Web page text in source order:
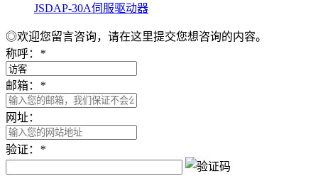
JSDAP-30A伺服驱动器
◎欢迎您留言咨询，请在这里提交您想咨询的内容。
称呼： *
邮箱： *
网址：
验证： *